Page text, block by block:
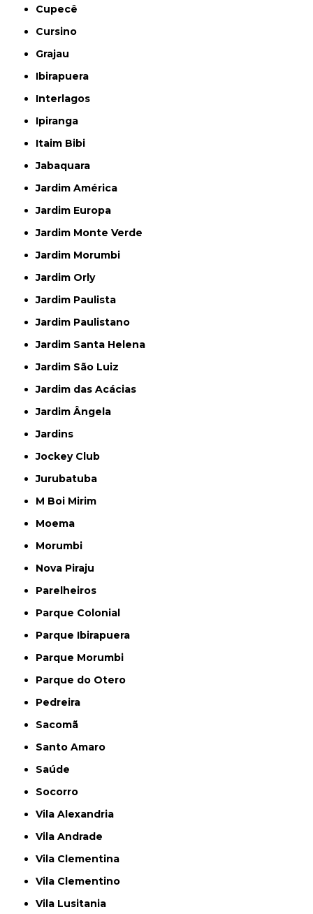
Cupecê
Cursino
Grajau
Ibirapuera
Interlagos
Ipiranga
Itaim Bibi
Jabaquara
Jardim América
Jardim Europa
Jardim Monte Verde
Jardim Morumbi
Jardim Orly
Jardim Paulista
Jardim Paulistano
Jardim Santa Helena
Jardim São Luiz
Jardim das Acácias
Jardim Ângela
Jardins
Jockey Club
Jurubatuba
M Boi Mirim
Moema
Morumbi
Nova Piraju
Parelheiros
Parque Colonial
Parque Ibirapuera
Parque Morumbi
Parque do Otero
Pedreira
Sacomã
Santo Amaro
Saúde
Socorro
Vila Alexandria
Vila Andrade
Vila Clementina
Vila Clementino
Vila Lusitania